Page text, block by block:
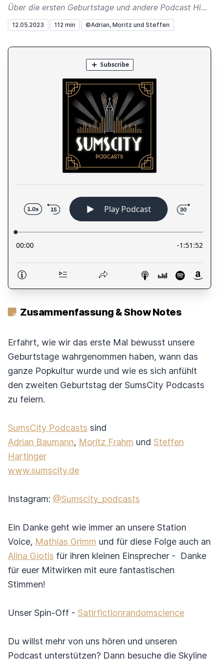
Über die ersten Geburtstage und andere Podcast Highlights
12.05.2023 112 min ©Adrian, Moritz und Steffen
Zusammenfassung & Show Notes
Erfahrt, wie wir das erste Mal bewusst unsere
Geburtstage wahrgenommen haben, wann das
ganze Popkultur wurde und wie es sich anfühlt
den zweiten Geburtstag der SumsCity Podcasts
zu feiern.
SumsCity Podcasts sind
Adrian Baumann, Moritz Frahm und Steffen
Hartinger
www.sumscity.de
Instagram: @Sumscity_podcasts
Ein Danke geht wie immer an unsere Station
Voice, Mathias Grimm und für diese Folge auch an
Alina Giotis für ihren kleinen Einsprecher - Danke
für euer Mitwirken mit eure fantastischen
Stimmen!
Unser Spin-Off - Satirfictionrandomscience
Du willst mehr von uns hören und unseren
Podcast unterstützen? Dann besuche die Skyline